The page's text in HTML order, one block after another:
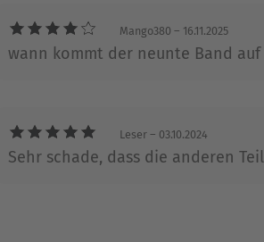
Kinderbuchserien, v.a. Alea
Mango380 – 16.11.2025
wann kommt der neunte Band auf
Leser – 03.10.2024
Sehr schade, dass die anderen